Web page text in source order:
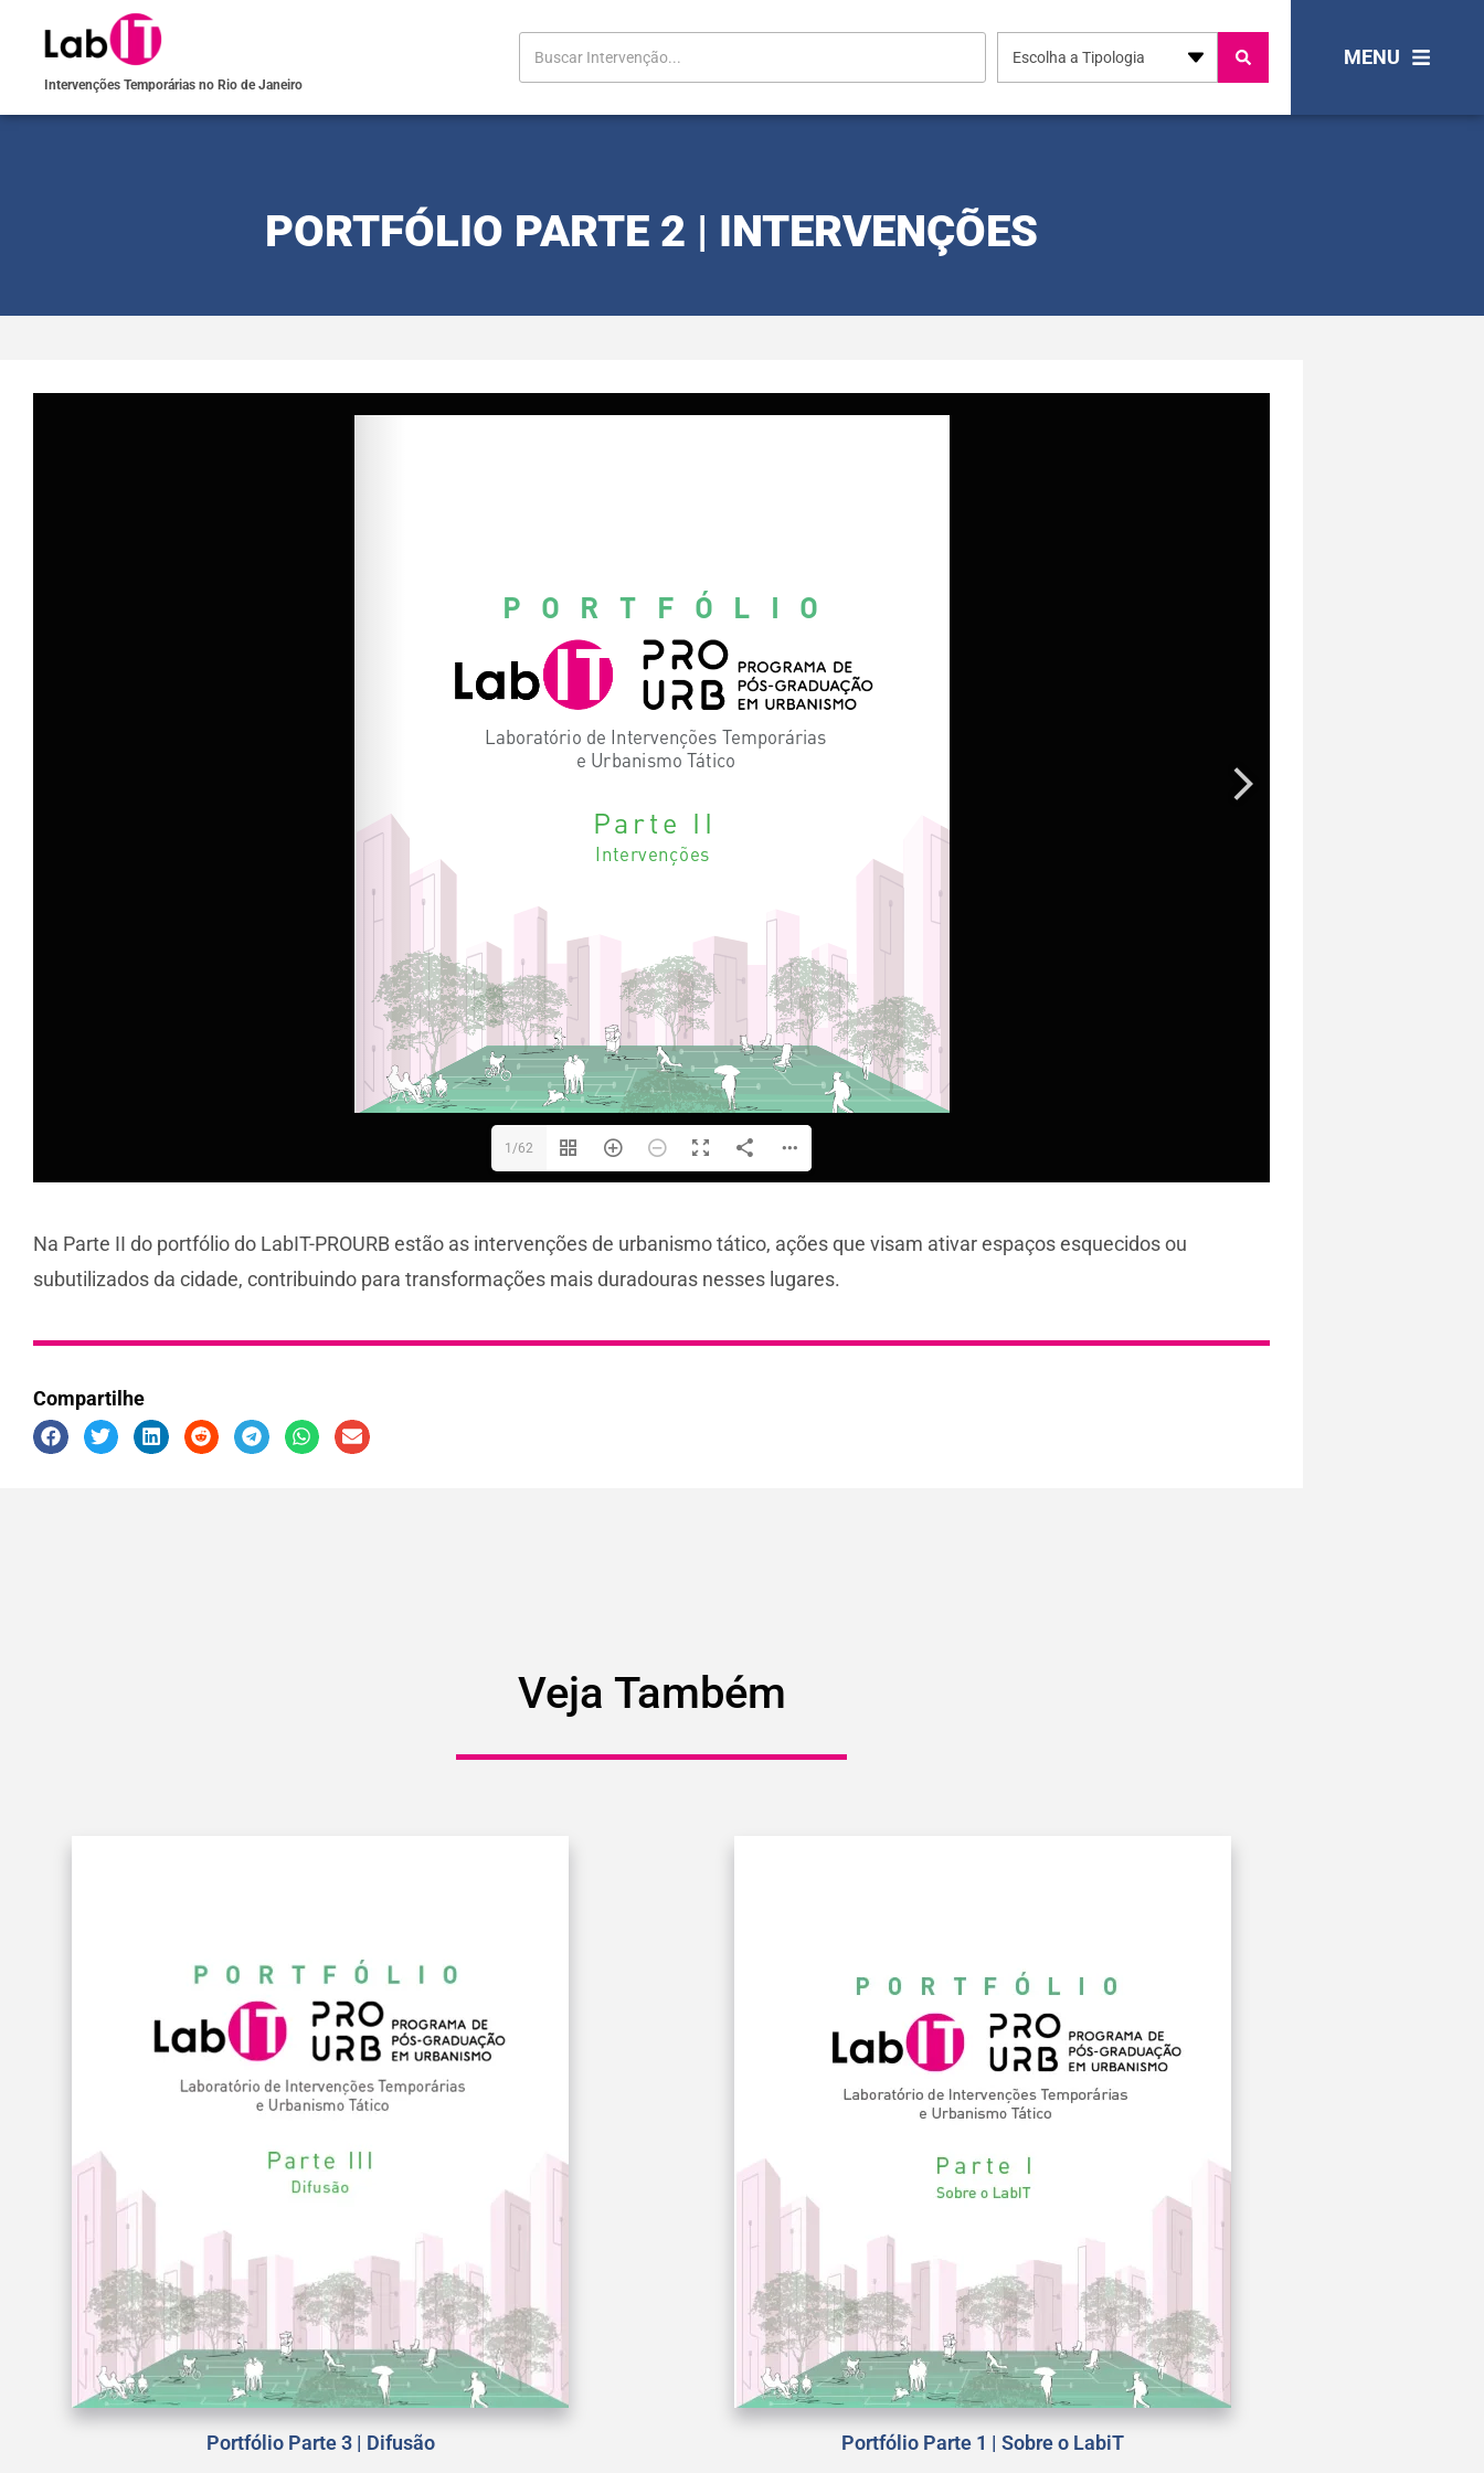
Intervenções Temporárias no Rio de Janeiro
Escolha a Tipologia MENU
PORTFÓLIO PARTE 2 | INTERVENÇÕES
1/62
Na Parte II do portfólio do LabIT-PROURB estão as intervenções de urbanismo tático, ações que visam ativar espaços esquecidos ou
subutilizados da cidade, contribuindo para transformações mais duradouras nesses lugares.
Compartilhe
Veja Também
Portfólio Parte 3 | Difusão Portfólio Parte 1 | Sobre o LabiT